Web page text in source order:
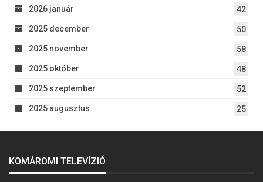
2026 január 42
2025 december 50
2025 november 58
2025 október 48
2025 szeptember 52
2025 augusztus 25
KOMÁROMI TELEVÍZIÓ